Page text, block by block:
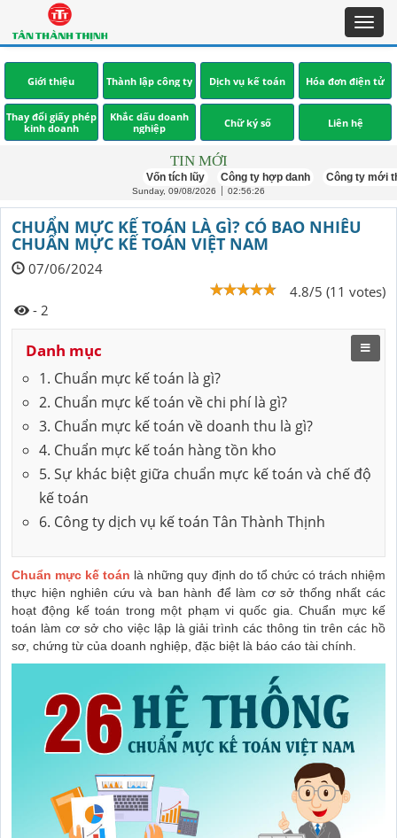
Giới thiệu Thành lập công ty Dịch vụ kế toán Hóa đơn điện tử
Thay đổi giấy phép
kinh doanh
Khắc dấu doanh
nghiệp
Chữ ký số Liên hệ
TIN MỚI
Vốn tích lũy Công ty hợp danh Công ty mới thành
Sunday, 09/08/2026 02:56:27
CHUẨN MỰC KẾ TOÁN LÀ GÌ? CÓ BAO NHIÊU
CHUẨN MỰC KẾ TOÁN VIỆT NAM
07/06/2024
4.8/5 (11 votes)
- 2
Danh mục
1. Chuẩn mực kế toán là gì?
2. Chuẩn mực kế toán về chi phí là gì?
3. Chuẩn mực kế toán về doanh thu là gì?
4. Chuẩn mực kế toán hàng tồn kho
5. Sự khác biệt giữa chuẩn mực kế toán và chế độ
kế toán
6. Công ty dịch vụ kế toán Tân Thành Thịnh
Chuẩn mực kế toán là những quy định do tổ chức có trách nhiệm
thực hiện nghiên cứu và ban hành để làm cơ sở thống nhất các
hoạt động kế toán trong một phạm vi quốc gia. Chuẩn mực kế
toán làm cơ sở cho việc lập là giải trình các thông tin trên các hồ
sơ, chứng từ của doanh nghiệp, đặc biệt là báo cáo tài chính.